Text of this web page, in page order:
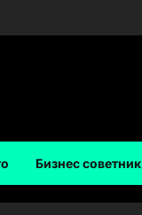
Бизнес советник